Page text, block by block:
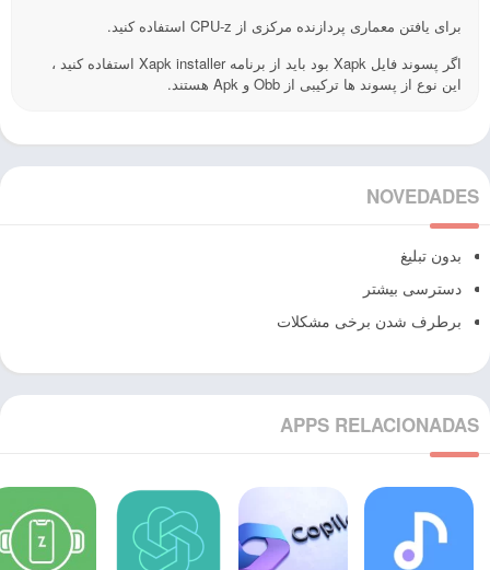
برای یافتن معماری پردازنده مرکزی از CPU-z استفاده کنید.
اگر پسوند فایل Xapk بود باید از برنامه Xapk installer استفاده کنید ،
این نوع از پسوند ها ترکیبی از Obb و Apk هستند.
NOVEDADES
بدون تبلیغ
دسترسی بیشتر
برطرف شدن برخی مشکلات
APPS RELACIONADAS